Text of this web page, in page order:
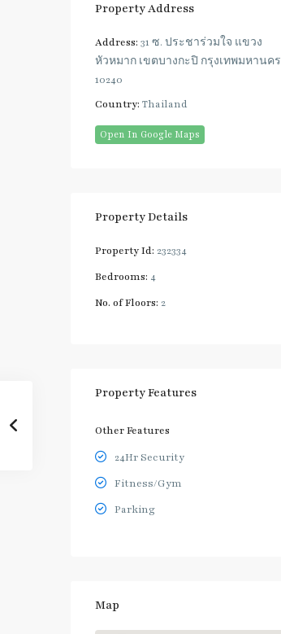
Property Address
Address: 31 ซ. ประชาร่วมใจ แขวง
หัวหมาก เขตบางกะปิ กรุงเทพมหานคร
10240
Country: Thailand
Open In Google Maps
Property Details
Property Id: 232334
Bedrooms: 4
No. of Floors: 2
Property Features
Other Features
24Hr Security
Fitness/Gym
Parking
Map